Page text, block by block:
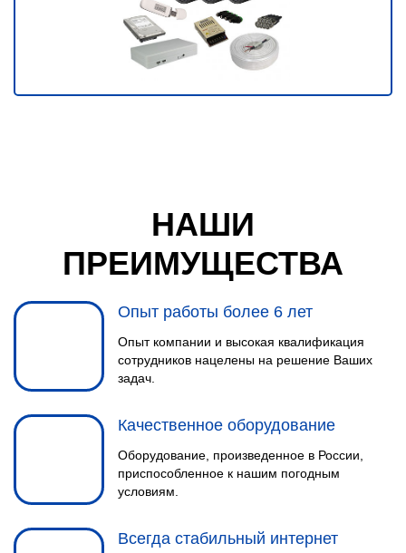
НАШИ
ПРЕИМУЩЕСТВА
Опыт работы более 6 лет
Опыт компании и высокая квалификация
сотрудников нацелены на решение Ваших
задач.
Качественное оборудование
Оборудование, произведенное в России,
приспособленное к нашим погодным
условиям.
Всегда стабильный интернет